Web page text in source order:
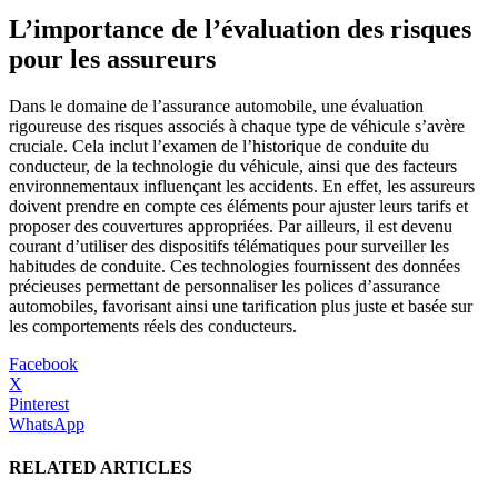
L’importance de l’évaluation des risques
pour les assureurs
Dans le domaine de l’assurance automobile, une évaluation
rigoureuse des risques associés à chaque type de véhicule s’avère
cruciale. Cela inclut l’examen de l’historique de conduite du
conducteur, de la technologie du véhicule, ainsi que des facteurs
environnementaux influençant les accidents. En effet, les assureurs
doivent prendre en compte ces éléments pour ajuster leurs tarifs et
proposer des couvertures appropriées. Par ailleurs, il est devenu
courant d’utiliser des dispositifs télématiques pour surveiller les
habitudes de conduite. Ces technologies fournissent des données
précieuses permettant de personnaliser les polices d’assurance
automobiles, favorisant ainsi une tarification plus juste et basée sur
les comportements réels des conducteurs.
Facebook
X
Pinterest
WhatsApp
RELATED ARTICLES